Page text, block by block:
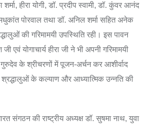
शर्मा, हीरा योगी, डॉ. प्रदीप स्वामी, डॉ. कुंवर आनंद
पोरवाल तथा डॉ. अनिल शर्मा सहित अनेक
की गरिमामयी उपस्थिति रही। इस पावन
एवं योगाचार्य हीरा जी ने भी अपनी गरिमामयी
गुरुदेव के श्रीचरणों में पूजन-अर्चन कर आशीर्वाद
श्रद्धालुओं के कल्याण और आध्यात्मिक उन्नति की
संगठन की राष्ट्रीय अध्यक्ष डॉ. सुषमा नाथ, युवा